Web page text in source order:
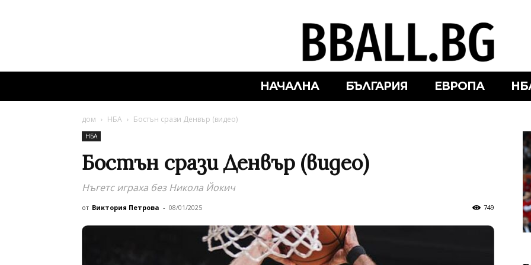
НАЧАЛНА БЪЛГАРИЯ ЕВРОПА
дом НБА Бостън срази Денвър (видео)
НБА
Бостън срази Денвър (видео)
Нъгетс играха без Никола Йокич
от Виктория Петрова - 08/01/2025 749